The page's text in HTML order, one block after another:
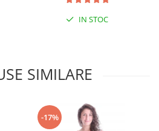
IN STOC
SIMILARE
-17%